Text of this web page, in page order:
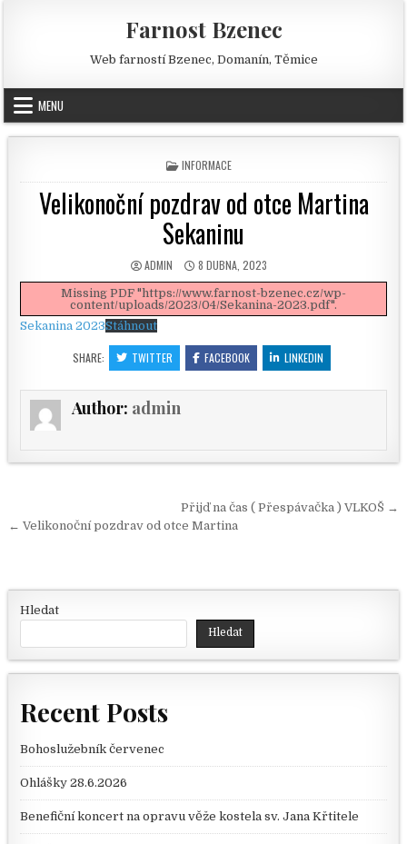
Farnost Bzenec
Web farností Bzenec, Domanín, Těmice
MENU
POSTED IN
INFORMACE
Velikonoční pozdrav od otce Martina
Sekaninu
AUTHOR:
ADMIN PUBLISHED DATE:
8 DUBNA, 2023
Missing PDF "https://www.farnost-bzenec.cz/wp-
content/uploads/2023/04/Sekanina-2023.pdf".
Sekanina 2023Stáhnout
SHARE: TWITTER FACEBOOK LINKEDIN
Author: admin
Navigace pro příspěvekPřijď na čas ( Přespávačka ) VLKOŠ →
← Velikonoční pozdrav od otce Martina
Hledat
Hledat
Recent Posts
Bohoslužebník červenec
Ohlášky 28.6.2026
Benefiční koncert na opravu věže kostela sv. Jana Křtitele